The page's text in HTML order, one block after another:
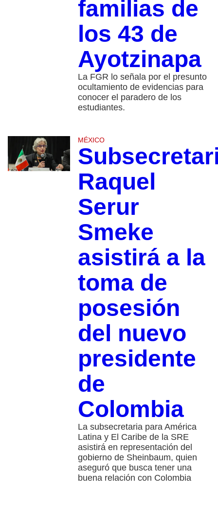
familias de
los 43 de
Ayotzinapa
La FGR lo señala por el presunto
ocultamiento de evidencias para
conocer el paradero de los
estudiantes.
MÉXICO
Raquel
Serur
Smeke
asistirá a la
toma de
posesión
del nuevo
presidente
de
Colombia
La subsecretaria para América
Latina y El Caribe de la SRE
asistirá en representación del
gobierno de Sheinbaum, quien
aseguró que busca tener una
buena relación con Colombia